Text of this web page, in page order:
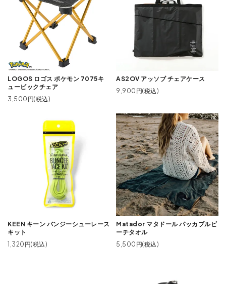
LOGOS ロゴス ポケモン 7075キ
ュービックチェア
3,500円(税込)
AS2OV アッソブ チェアケース
9,900円(税込)
KEEN キーン バンジーシューレース
キット
1,320円(税込)
Matador マタドール パッカブルビ
ーチタオル
5,500円(税込)